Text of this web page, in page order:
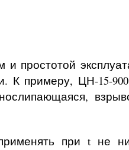
и простотой
К примеру, ЦН-15-
при t не